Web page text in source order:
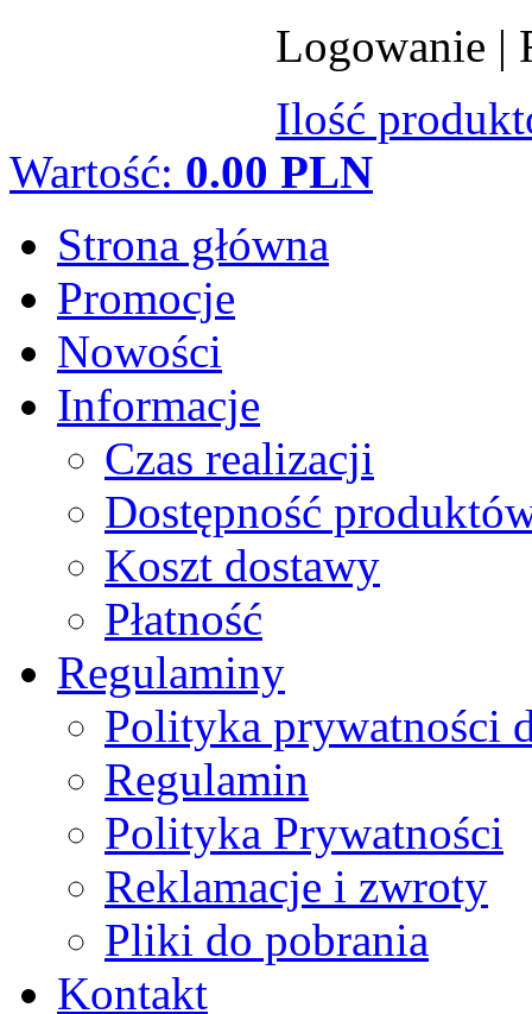
Logowanie |
Ilość
Wartość: 0.00 PLN
Strona główna
Promocje
Nowości
Informacje
Czas realizacji
Dostępność
Koszt dostawy
Płatność
Regulaminy
Polityka prywatności
Regulamin
Polityka Prywatności
Reklamacje i zwroty
Pliki do pobrania
Kontakt